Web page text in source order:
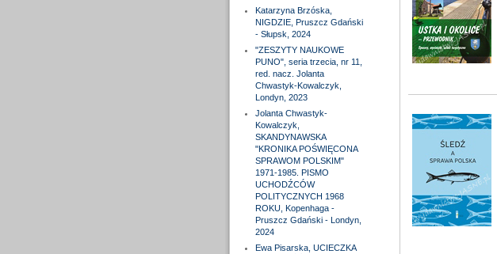
Katarzyna Brzóska,
NIGDZIE, Pruszcz Gdański
- Słupsk, 2024
"ZESZYTY NAUKOWE
PUNO", seria trzecia, nr 11,
red. nacz. Jolanta
Chwastyk-Kowalczyk,
Londyn, 2023
Jolanta Chwastyk-
Kowalczyk,
SKANDYNAWSKA
"KRONIKA POŚWIĘCONA
SPRAWOM POLSKIM"
1971-1985. PISMO
UCHODŹCÓW
POLITYCZNYCH 1968
ROKU, Kopenhaga -
Pruszcz Gdański - Londyn,
2024
Ewa Pisarska, UCIECZKA